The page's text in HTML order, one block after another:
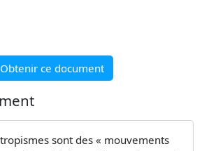
Obtenir ce document
sont des « mouvements